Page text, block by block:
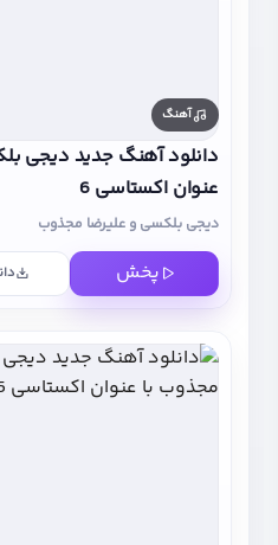
آهنگ
دانلود آهنگ جدید دیجی
عنوان اکستاسی 6
دیجی بلکسی و علیرضا مجذوب
پخش